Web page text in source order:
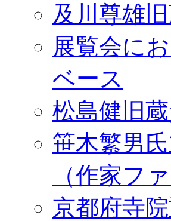
及川尊雄
展覧会に
ベース
松島健旧
笹木繁男
（作家フ
京都府寺